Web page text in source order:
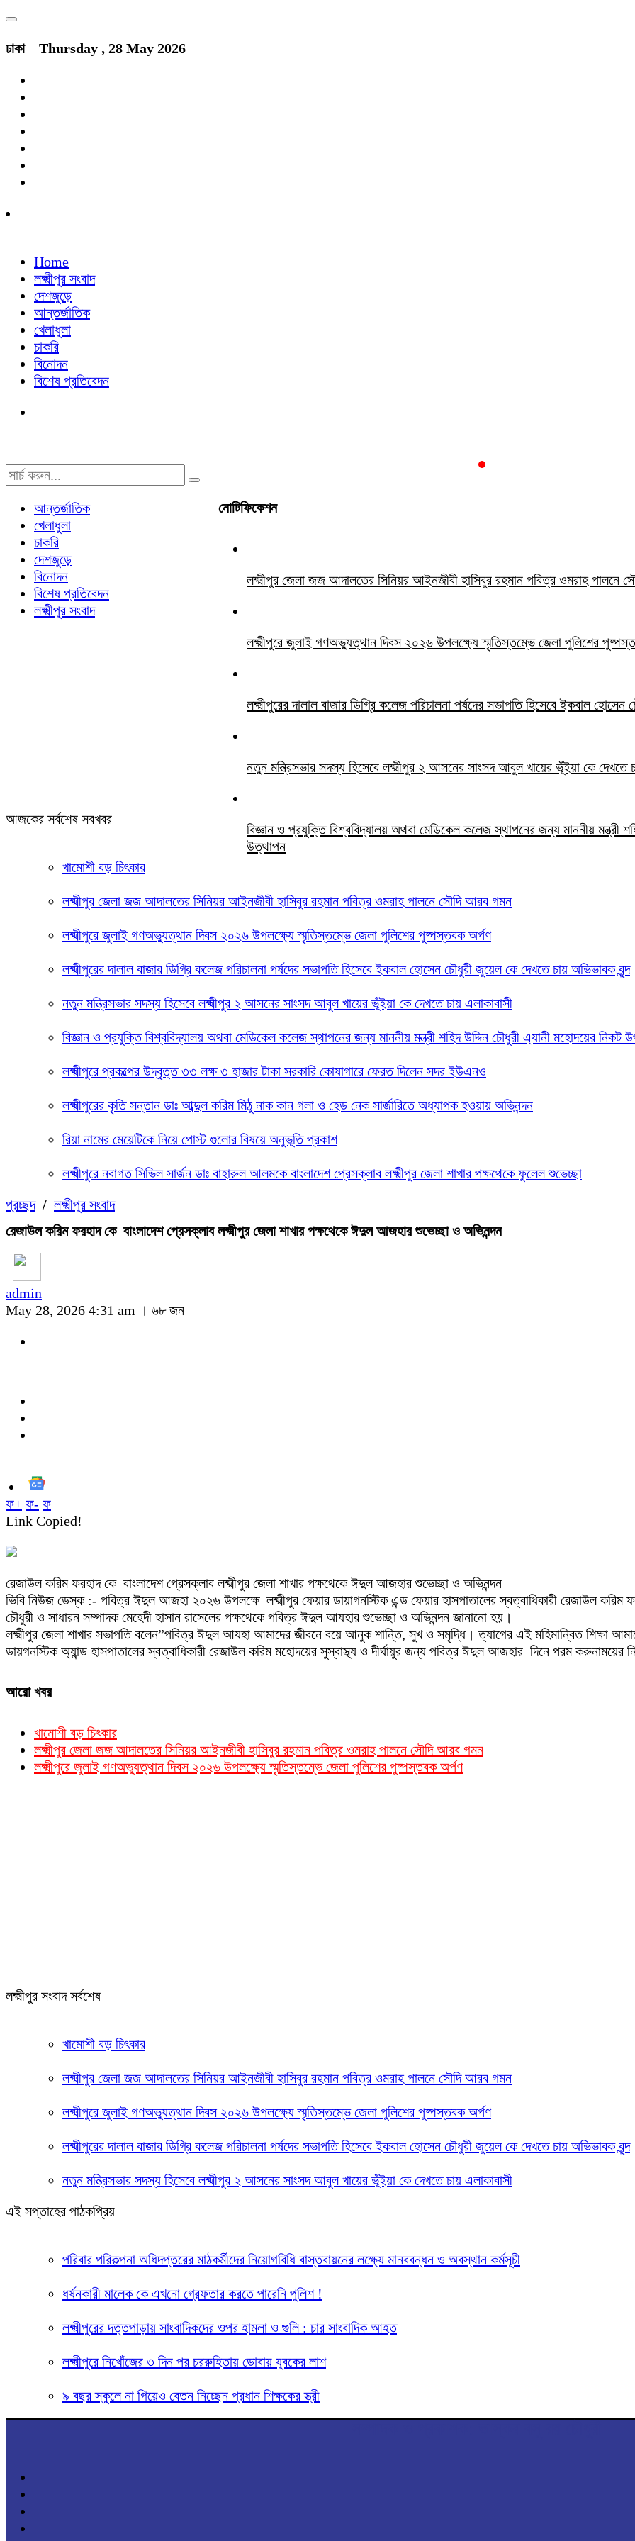
ঢাকা Thursday , 28 May 2026
Home
লক্ষ্মীপুর সংবাদ
দেশজুড়ে
আন্তর্জাতিক
খেলাধুলা
চাকরি
বিনোদন
বিশেষ প্রতিবেদন
নোটিফিকেশন
লক্ষ্মীপুর জেলা জজ আদালতের সিনিয়র আইনজীবী হাসিবুর রহমান পবিত্র ওমরাহ পালনে
লক্ষ্মীপুরে জুলাই গণঅভ্যুত্থান দিবস ২০২৬ উপলক্ষ্যে স্মৃতিস্তম্ভে জেলা পুলিশের
লক্ষ্মীপুরের দালাল বাজার ডিগ্রি কলেজ পরিচালনা পর্ষদের সভাপতি হিসেবে ইকবাল
নতুন মন্ত্রিসভার সদস্য হিসেবে লক্ষ্মীপুর ২ আসনের সাংসদ আবুল খায়ের ভূঁইয়া কে দেখতে
বিজ্ঞান ও প্রযুক্তি বিশ্ববিদ্যালয় অথবা মেডিকেল কলেজ স্থাপনের জন্য মাননীয় মন্ত্রী
উত্থাপন
আন্তর্জাতিক
খেলাধুলা
চাকরি
দেশজুড়ে
বিনোদন
বিশেষ প্রতিবেদন
লক্ষ্মীপুর সংবাদ
আজকের সর্বশেষ সবখবর
খামোশী বড় চিৎকার
লক্ষ্মীপুর জেলা জজ আদালতের সিনিয়র আইনজীবী হাসিবুর রহমান পবিত্র ওমরাহ পালনে সৌদি আরব গমন
লক্ষ্মীপুরে জুলাই গণঅভ্যুত্থান দিবস ২০২৬ উপলক্ষ্যে স্মৃতিস্তম্ভে জেলা পুলিশের পুষ্পস্তবক অর্পণ
লক্ষ্মীপুরের দালাল বাজার ডিগ্রি কলেজ পরিচালনা পর্ষদের সভাপতি হিসেবে ইকবাল হোসেন চৌধুরী জুয়েল কে দেখতে চায় অভিভাবক বৃন্দ
নতুন মন্ত্রিসভার সদস্য হিসেবে লক্ষ্মীপুর ২ আসনের সাংসদ আবুল খায়ের ভূঁইয়া কে দেখতে চায় এলাকাবাসী
বিজ্ঞান ও প্রযুক্তি বিশ্ববিদ্যালয় অথবা মেডিকেল কলেজ স্থাপনের জন্য মাননীয় মন্ত্রী শহিদ উদ্দিন চৌধুরী এ্যানী মহোদয়ের নিকট
লক্ষ্মীপুরে প্রকল্পের উদ্বৃত্ত ৩৩ লক্ষ ৩ হাজার টাকা সরকারি কোষাগারে ফেরত দিলেন সদর ইউএনও
লক্ষ্মীপুরের কৃতি সন্তান ডাঃ আব্দুল করিম মিঠু নাক কান গলা ও হেড নেক সার্জারিতে অধ্যাপক হওয়ায় অভিনন্দন
রিয়া নামের মেয়েটিকে নিয়ে পোস্ট গুলোর বিষয়ে অনুভূতি প্রকাশ
লক্ষ্মীপুরে নবাগত সিভিল সার্জন ডাঃ বাহারুল আলমকে বাংলাদেশ প্রেসক্লাব লক্ষ্মীপুর জেলা শাখার পক্ষথেকে ফুলেল শুভেচ্ছা
প্রচ্ছদ/ লক্ষ্মীপুর সংবাদ
রেজাউল করিম ফরহাদ কে বাংলাদেশ প্রেসক্লাব লক্ষ্মীপুর জেলা শাখার পক্ষথেকে ঈদুল আজহার শুভেচ্ছা ও অভিনন্দন
admin
May 28, 2026 4:31 am । ৬৮ জন
ফ+ ফ- ফ
Link Copied!
রেজাউল করিম ফরহাদ কে বাংলাদেশ প্রেসক্লাব লক্ষ্মীপুর জেলা শাখার পক্ষথেকে ঈদুল আজহার শুভেচ্ছা ও অভিনন্দন
ভিবি নিউজ ডেস্ক :- পবিত্র ঈদুল আজহা ২০২৬ উপলক্ষে লক্ষ্মীপুর ফেয়ার ডায়াগনস্টিক এন্ড ফেয়ার হাসপাতালের স্বত্বাধিকারী রেজাউল করিম
চৌধুরী ও সাধারন সম্পাদক মেহেদী হাসান রাসেলের পক্ষথেকে পবিত্র ঈদুল আযহার শুভেচ্ছা ও অভিনন্দন জানানো হয়।
লক্ষ্মীপুর জেলা শাখার সভাপতি বলেন”পবিত্র ঈদুল আযহা আমাদের জীবনে বয়ে আনুক শান্তি, সুখ ও সমৃদ্ধি। ত্যাগের এই মহিমান্বিত শিক্ষা
ডায়গনস্টিক অ্যান্ড হাসপাতালের স্বত্বাধিকারী রেজাউল করিম মহোদয়ের সুস্বাস্থ্য ও দীর্ঘায়ুর জন্য পবিত্র ঈদুল আজহার দিনে পরম করুনাময়ের
আরো খবর
খামোশী বড় চিৎকার
লক্ষ্মীপুর জেলা জজ আদালতের সিনিয়র আইনজীবী হাসিবুর রহমান পবিত্র ওমরাহ পালনে সৌদি আরব গমন
লক্ষ্মীপুরে জুলাই গণঅভ্যুত্থান দিবস ২০২৬ উপলক্ষ্যে স্মৃতিস্তম্ভে জেলা পুলিশের পুষ্পস্তবক অর্পণ
লক্ষ্মীপুর সংবাদ সর্বশেষ
খামোশী বড় চিৎকার
লক্ষ্মীপুর জেলা জজ আদালতের সিনিয়র আইনজীবী হাসিবুর রহমান পবিত্র ওমরাহ পালনে সৌদি আরব গমন
লক্ষ্মীপুরে জুলাই গণঅভ্যুত্থান দিবস ২০২৬ উপলক্ষ্যে স্মৃতিস্তম্ভে জেলা পুলিশের পুষ্পস্তবক অর্পণ
লক্ষ্মীপুরের দালাল বাজার ডিগ্রি কলেজ পরিচালনা পর্ষদের সভাপতি হিসেবে ইকবাল হোসেন চৌধুরী জুয়েল কে দেখতে চায় অভিভাবক বৃন্দ
নতুন মন্ত্রিসভার সদস্য হিসেবে লক্ষ্মীপুর ২ আসনের সাংসদ আবুল খায়ের ভূঁইয়া কে দেখতে চায় এলাকাবাসী
এই সপ্তাহের পাঠকপ্রিয়
পরিবার পরিকল্পনা অধিদপ্তরের মাঠকর্মীদের নিয়োগবিধি বাস্তবায়নের লক্ষ্যে মানববন্ধন ও অবস্থান কর্মসূচী
ধর্ষনকারী মালেক কে এখনো গ্রেফতার করতে পারেনি পুলিশ !
লক্ষ্মীপুরের দত্তপাড়ায় সাংবাদিকদের ওপর হামলা ও গুলি : চার সাংবাদিক আহত
লক্ষ্মীপুরে নিখোঁজের ৩ দিন পর চররুহিতায় ডোবায় যুবকের লাশ
৯ বছর স্কুলে না গিয়েও বেতন নিচ্ছেন প্রধান শিক্ষকের স্ত্রী